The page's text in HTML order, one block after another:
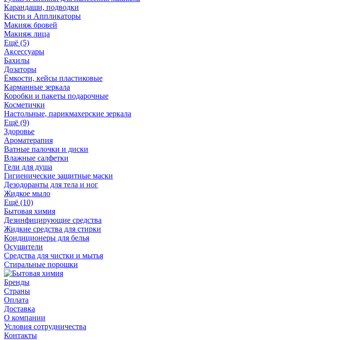
Карандаши, подводки
Кисти и Аппликаторы
Макияж бровей
Макияж лица
Ещё (5)
Аксессуары
Бахилы
Дозаторы
Ёмкости, кейсы пластиковые
Карманные зеркала
Коробки и пакеты подарочные
Косметички
Настольные, парикмахерские зеркала
Ещё (9)
Здоровье
Ароматерапия
Ватные палочки и диски
Влажные салфетки
Гели для душа
Гигиенические защитные маски
Дезодоранты для тела и ног
Жидкое мыло
Ещё (10)
Бытовая химия
Дезинфицирующие средства
Жидкие средства для стирки
Кондиционеры для белья
Осушители
Средства для чистки и мытья
Стиральные порошки
Бренды
Страны
Оплата
Доставка
О компании
Условия сотрудничества
Контакты